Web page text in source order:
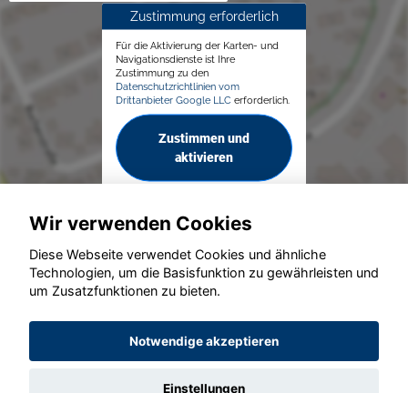
Zustimmung erforderlich
Für die Aktivierung der Karten- und
Navigationsdienste ist Ihre
Zustimmung zu den
Datenschutzrichtlinien vom
Drittanbieter Google LLC erforderlich.
Zustimmen und
aktivieren
© konjunkturmotor.de GmbH 2020 - 2026
Wir verwenden Cookies
Diese Webseite verwendet Cookies und ähnliche
Technologien, um die Basisfunktion zu gewährleisten und
um Zusatzfunktionen zu bieten.
Notwendige akzeptieren
Einstellungen